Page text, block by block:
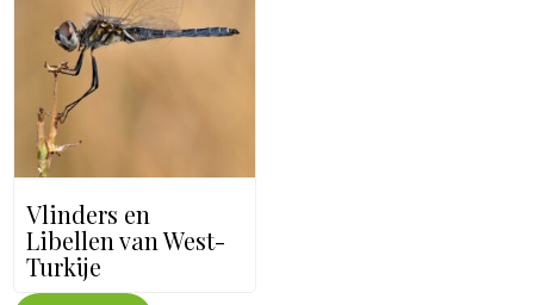
Vlinders en
Libellen van West-
Turkije